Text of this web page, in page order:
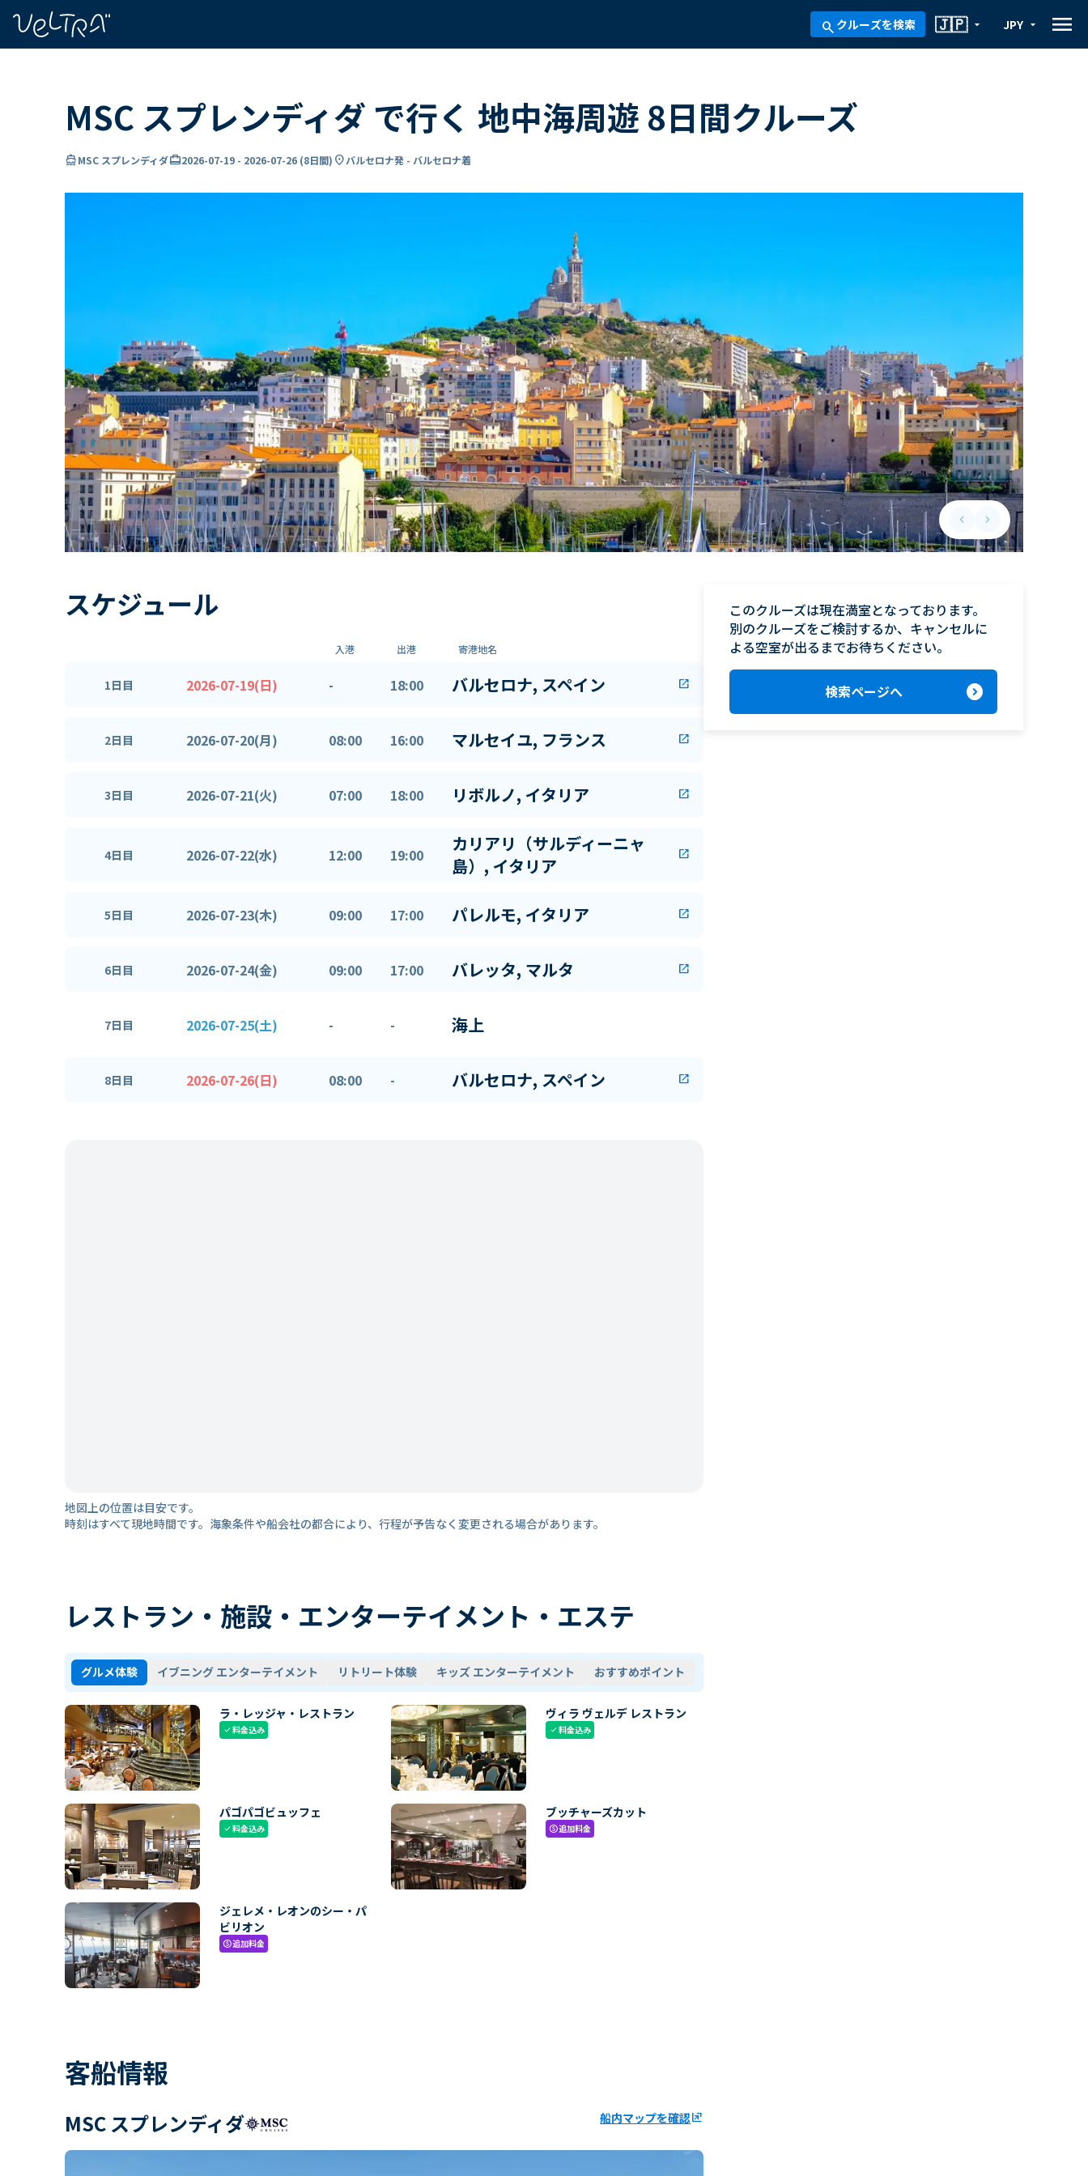
search クルーズを検索 arrow_drop_down
🇯🇵 arrow_drop_down
JPY menu
MSC スプレンディダ で行く 地中海周遊 8日間クルーズ
directions_boatMSC スプレンディダcard_travel2026-07-19 - 2026-07-26 (8日間) location_onバルセロナ発 - バルセロナ着
keyboard_arrow_leftPrevious slide
keyboard_arrow_rightNext slide
スケジュール
入港 出港 寄港地名
1日目 2026-07-19(日) - 18:00 バルセロナ, スペイン open_in_new
2日目 2026-07-20(月) 08:00 16:00 マルセイユ, フランス open_in_new
3日目 2026-07-21(火) 07:00 18:00 リボルノ, イタリア open_in_new
4日目 2026-07-22(水) 12:00 19:00
カリアリ（サルディーニャ
島）, イタリア
open_in_new
5日目 2026-07-23(木) 09:00 17:00 パレルモ, イタリア open_in_new
6日目 2026-07-24(金) 09:00 17:00 バレッタ, マルタ open_in_new
7日目 2026-07-25(土) - - 海上
8日目 2026-07-26(日) 08:00 - バルセロナ, スペイン open_in_new
地図上の位置は目安です。
時刻はすべて現地時間です。海象条件や船会社の都合により、行程が予告なく変更される場合があります。
レストラン・施設・エンターテイメント・エステ
グルメ体験 イブニング エンターテイメント リトリート体験 キッズ エンターテイメント おすすめポイント
ラ・レッジャ・レストラン
check料金込み
ヴィラ ヴェルデ レストラン
check料金込み
パゴパゴビュッフェ
check料金込み
ブッチャーズカット
paid追加料金
ジェレメ・レオンのシー・パ
ビリオン
paid追加料金
客船情報
MSC スプレンディダ 船内マップを確認ungroup
このクルーズは現在満室となっております。
別のクルーズをご検討するか、キャンセルに
よる空室が出るまでお待ちください。
検索ページへ expand_circle_right